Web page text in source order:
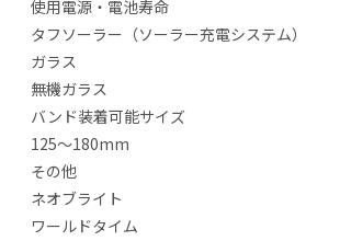
使用電源・電池寿命
タフソーラー（ソーラー充電システム）
ガラス
無機ガラス
バンド装着可能サイズ
125～180mm
その他
ネオブライト
ワールドタイム